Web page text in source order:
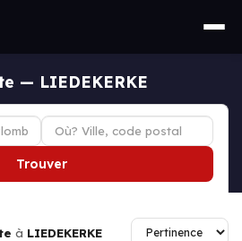
— LIEDEKERKE
Trouver
à LIEDEKERKE